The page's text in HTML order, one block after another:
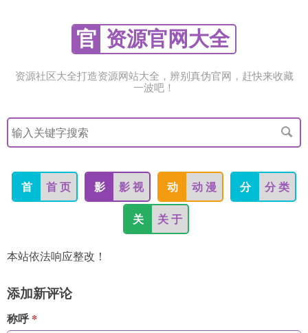
官 资源官网大全
资源社区大全打造资源网站大全，辨别真伪官网，赶快来收藏
一波吧！
搜
索
关
字
首 首 页 影 影 视 动 动 漫 分 分 类
关 关 于
本站依法响应整改！
添加新评论
称呼